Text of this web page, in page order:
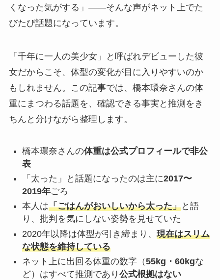
くなった気がする」——そんな声がネット上でた
びたび話題になっています。
「千年に一人の美少女」と呼ばれデビューした彼
女だからこそ、体型の変化が目に入りやすいのか
もしれません。この記事では、橋本環奈さんの体
重にまつわる話題を、確認できる事実と推測をき
ちんと分けながら整理します。
橋本環奈さんの体重は公式プロフィールで非公
表
「太った」と話題になったのは主に2017〜
2019年ごろ
本人は「ごはんがおいしいから太った」と語
り、批判を気にしない姿勢を見せていた
2020年以降は体型が引き締まり、 現在はスリム
な状態を維持している
ネット上に出回る体重の数字（55kg・60kgな
ど）はすべて推測であり 公式根拠はない